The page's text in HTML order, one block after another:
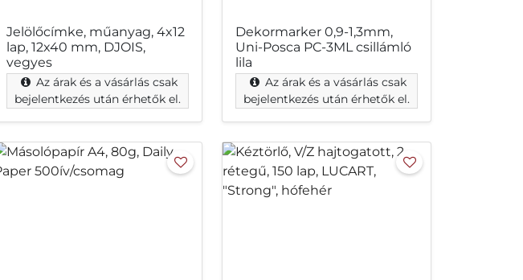
Jelölőcímke, műanyag, 4x12
lap, 12x40 mm, DJOIS,
vegyes
Az árak és a vásárlás csak
bejelentkezés után érhetők el.
Dekormarker 0,9-1,3mm,
Uni-Posca PC-3ML csillámló
lila
Az árak és a vásárlás csak
bejelentkezés után érhetők el.